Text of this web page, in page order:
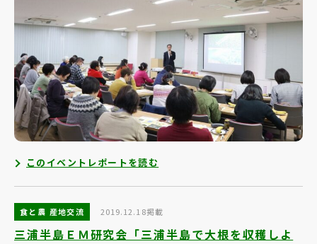
このイベントレポートを読む
食と農 産地交流 2019.12.18掲載
三浦半島ＥＭ研究会「三浦半島で大根を収穫しよ